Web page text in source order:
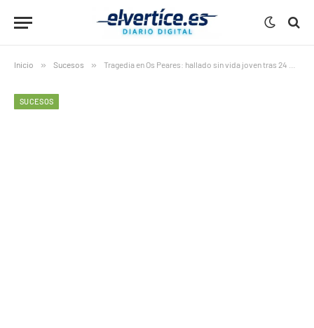
Inicio » Sucesos » Tragedia en Os Peares: hallado sin vida joven tras 24 días desaparecido
SUCESOS